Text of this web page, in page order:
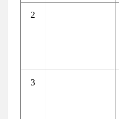
2
3